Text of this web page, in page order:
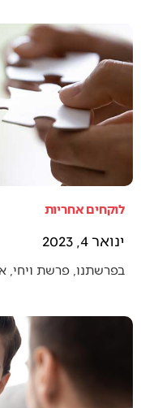
לוקחים אחריות
ינואר 4, 2023
בפרשתנו, פרשת ויחי,